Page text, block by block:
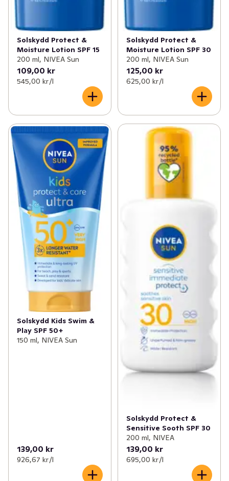
✓
Solskydd Protect &
Moisture Lotion SPF 15
200 ml, NIVEA Sun
109,00 kr
545,00 kr /l
Solskydd Protect &
Moisture Lotion SPF 30
200 ml, NIVEA Sun
125,00 kr
625,00 kr /l
Solskydd Kids Swim &
Play SPF 50+
150 ml, NIVEA Sun
139,00 kr
926,67 kr /l
Solskydd Protect &
Sensitive Sooth SPF 30
200 ml, NIVEA
139,00 kr
695,00 kr /l